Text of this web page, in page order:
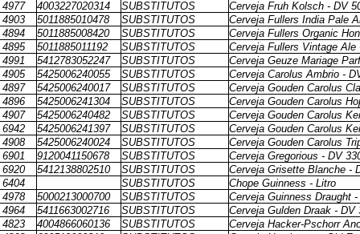
4977
4003227020314 SUBSTITUTOS
Cerveja Fruh Kolsch - DV
4903
5011885010478 SUBSTITUTOS
Cerveja Fullers India Pale
4894
5011885008420 SUBSTITUTOS
Cerveja Fullers Organic
4895
5011885011192 SUBSTITUTOS
Cerveja Fullers Vintage Ale
4991
5412783052247 SUBSTITUTOS
Cerveja Geuze Mariage
4905
5425006240055 SUBSTITUTOS
Cerveja Carolus Ambrio -
4897
5425006240017 SUBSTITUTOS
Cerveja Gouden Carolus
4896
5425006241304 SUBSTITUTOS
Cerveja Gouden Carolus
4907
5425006240482 SUBSTITUTOS
Cerveja Gouden Carolus
6942
5425006241397 SUBSTITUTOS
Cerveja Gouden Carolus
4908
5425006240024 SUBSTITUTOS
Cerveja Gouden Carolus
6901
9120041150678 SUBSTITUTOS
Cerveja Gregorious - DV
6920
5412138802510 SUBSTITUTOS
Cerveja Grisette Blanche -
6404
SUBSTITUTOS
Chope Guinness - Litro
4978
5000213000700 SUBSTITUTOS
Cerveja Guinness Draught
4964
5411663002716 SUBSTITUTOS
Cerveja Gulden Draak - DV
4823
4004866060136 SUBSTITUTOS
Cerveja Hacker-Pschorr